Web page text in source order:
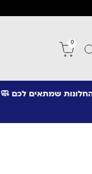
החלונות שמתאים לכם
0